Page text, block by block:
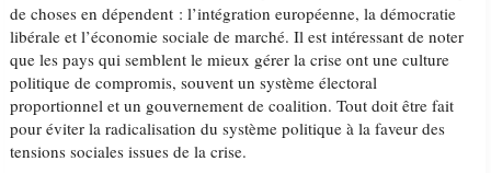
de choses en dépendent : l’intégration européenne, la démocratie
libérale et l’économie sociale de marché. Il est intéressant de noter
que les pays qui semblent le mieux gérer la crise ont une culture
politique de compromis, souvent un système électoral
proportionnel et un gouvernement de coalition. Tout doit être fait
pour éviter la radicalisation du système politique à la faveur des
tensions sociales issues de la crise.